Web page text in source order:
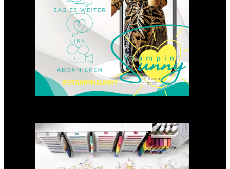
GANZ NEU: Scrapbooking
Club 2025
21. Januar 2025